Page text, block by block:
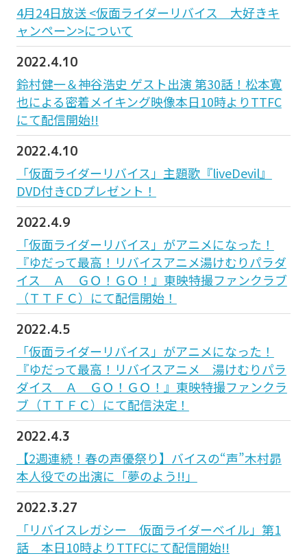
4月24日放送 <仮面ライダーリバイス 大好きキ
ャンペーン>について
2022.4.10
鈴村健一＆神谷浩史 ゲスト出演 第30話！松本寛
也による密着メイキング映像本日10時よりTTFC
にて配信開始!!
2022.4.10
「仮面ライダーリバイス」主題歌『liveDevil』
DVD付きCDプレゼント！
2022.4.9
「仮面ライダーリバイス」がアニメになった！
『ゆだって最高！リバイスアニメ湯けむりパラダ
イス Ａ ＧＯ！ＧＯ！』東映特撮ファンクラブ
（ＴＴＦＣ）にて配信開始！
2022.4.5
「仮面ライダーリバイス」がアニメになった！
『ゆだって最高！リバイスアニメ 湯けむりパラ
ダイス Ａ ＧＯ！ＧＯ！』東映特撮ファンクラ
ブ（ＴＴＦＣ）にて配信決定！
2022.4.3
【2週連続！春の声優祭り】バイスの“声”木村昴
本人役での出演に「夢のよう!!」
2022.3.27
「リバイスレガシー 仮面ライダーベイル」第1
話 本日10時よりTTFCにて配信開始!!